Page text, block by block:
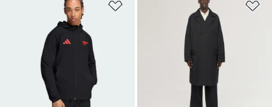
Ajouter à la Liste de produits